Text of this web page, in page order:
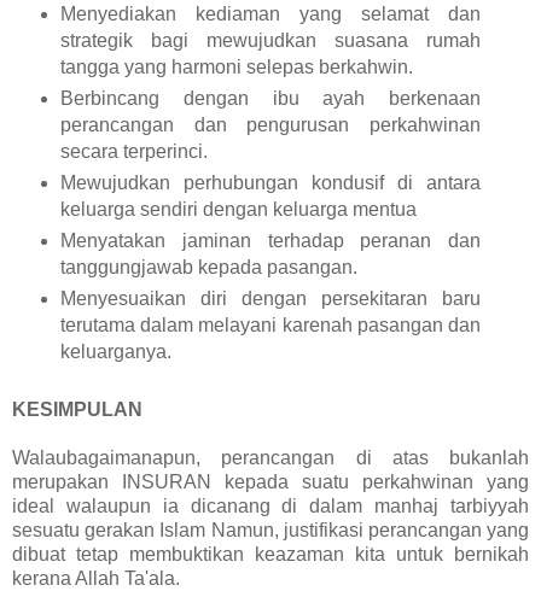
Menyediakan kediaman yang selamat dan
strategik bagi mewujudkan suasana rumah
tangga yang harmoni selepas berkahwin.
Berbincang dengan ibu ayah berkenaan
perancangan dan pengurusan perkahwinan
secara terperinci.
Mewujudkan perhubungan kondusif di antara
keluarga sendiri dengan keluarga mentua
Menyatakan jaminan terhadap peranan dan
tanggungjawab kepada pasangan.
Menyesuaikan diri dengan persekitaran baru
terutama dalam melayani karenah pasangan dan
keluarganya.
KESIMPULAN
Walaubagaimanapun, perancangan di atas bukanlah
merupakan INSURAN kepada suatu perkahwinan yang
ideal walaupun ia dicanang di dalam manhaj tarbiyyah
sesuatu gerakan Islam Namun, justifikasi perancangan yang
dibuat tetap membuktikan keazaman kita untuk bernikah
kerana Allah Ta'ala.